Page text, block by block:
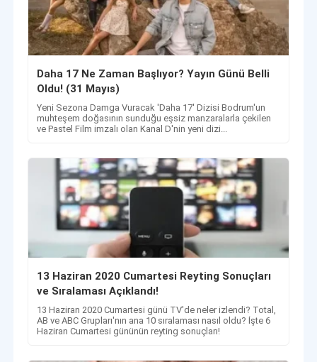
Daha 17 Ne Zaman Başlıyor? Yayın Günü Belli
Oldu! (31 Mayıs)
Yeni Sezona Damga Vuracak 'Daha 17' Dizisi Bodrum'un
muhteşem doğasının sunduğu eşsiz manzaralarla çekilen
ve Pastel Film imzalı olan Kanal D'nin yeni dizi...
13 Haziran 2020 Cumartesi Reyting Sonuçları
ve Sıralaması Açıklandı!
13 Haziran 2020 Cumartesi günü TV'de neler izlendi? Total,
AB ve ABC Grupları'nın ana 10 sıralaması nasıl oldu? İşte 6
Haziran Cumartesi gününün reyting sonuçları!